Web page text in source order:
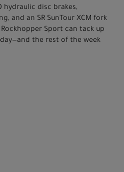
hydraulic disc brakes,
and an SR SunTour XCM fork
Sport can tack up
the rest of the week